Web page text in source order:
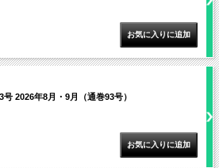
2026年8月・9月（通巻93号）